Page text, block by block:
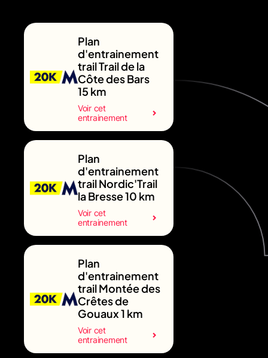
Plan
d'entrainement
trail Trail de la
Côte des Bars
15 km
Voir cet
entrainement
Plan
d'entrainement
trail Nordic'Trail
la Bresse 10 km
Voir cet
entrainement
Plan
d'entrainement
trail Montée des
Crêtes de
Gouaux 1 km
Voir cet
entrainement